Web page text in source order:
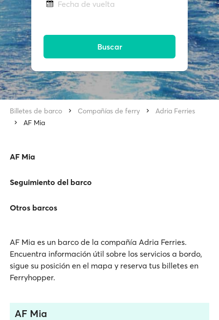
Fecha de vuelta
Buscar
Billetes de barco Compañías de ferry
Adria Ferries
AF Mia
AF Mia
Seguimiento del barco
Otros barcos
AF Mia es un barco de la compañía Adria Ferries.
Encuentra información útil sobre los servicios a bordo,
sigue su posición en el mapa y reserva tus billetes en
Ferryhopper.
AF Mia